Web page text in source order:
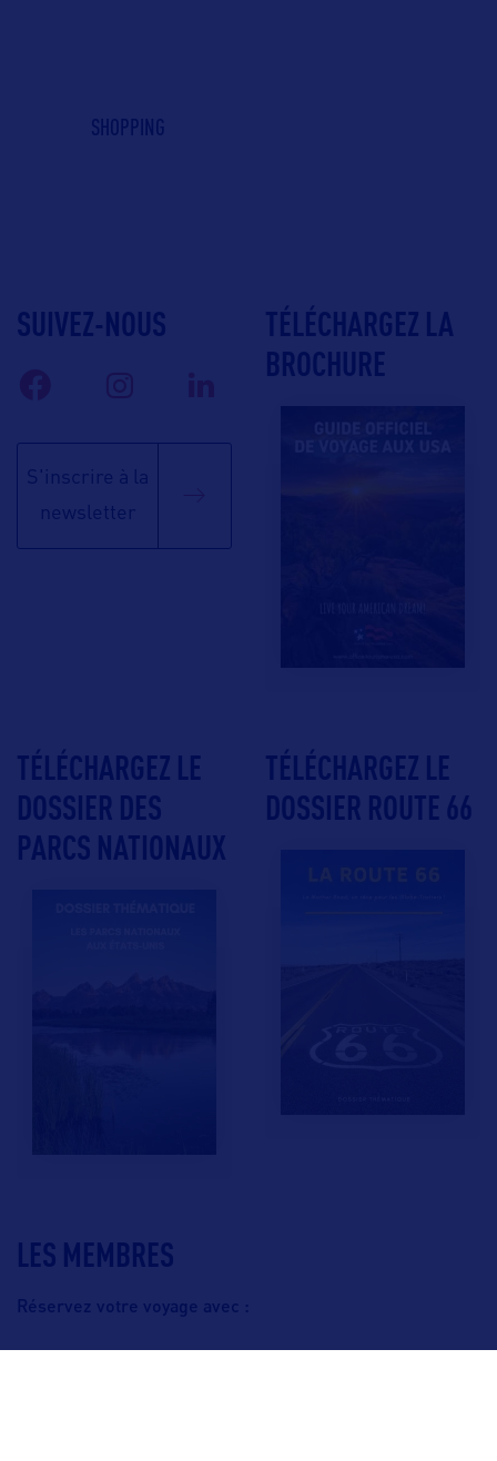
SHOPPING
LES MEMBRES
Réservez votre voyage avec :
SUIVEZ-NOUS
S'inscrire à la
newsletter
TÉLÉCHARGEZ LA
BROCHURE
TÉLÉCHARGEZ LE
DOSSIER DES
PARCS NATIONAUX
TÉLÉCHARGEZ LE
DOSSIER ROUTE 66